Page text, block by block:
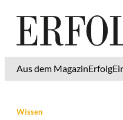
Aus dem MagazinErfolg
Wissen